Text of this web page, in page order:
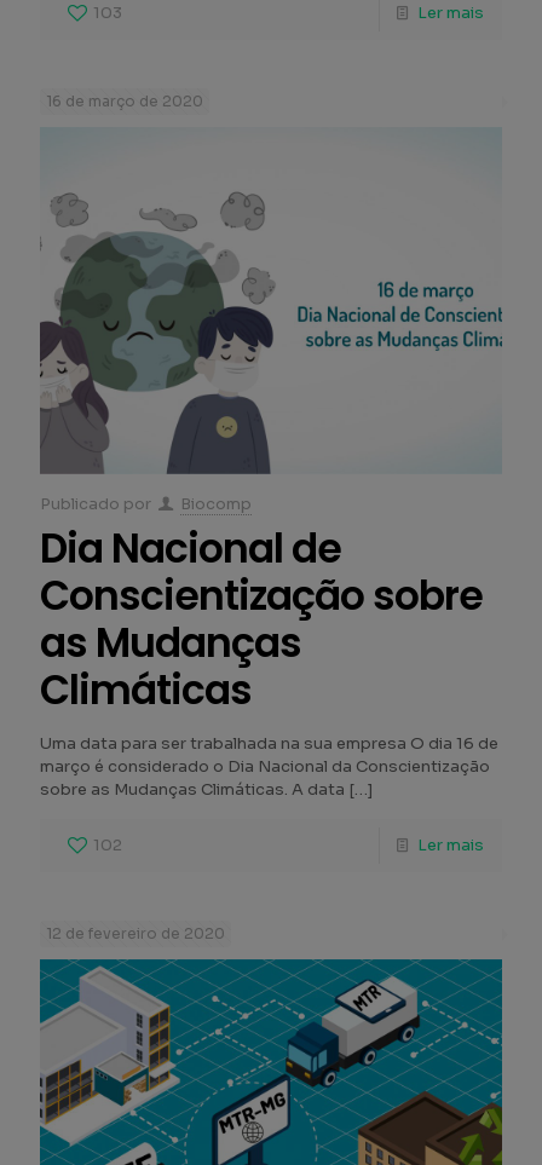
103 Ler mais
16 de março de 2020
Publicado por Biocomp
Dia Nacional de
Conscientização sobre
as Mudanças
Climáticas
Uma data para ser trabalhada na sua empresa O dia 16 de
março é considerado o Dia Nacional da Conscientização
sobre as Mudanças Climáticas. A data […]
102 Ler mais
12 de fevereiro de 2020